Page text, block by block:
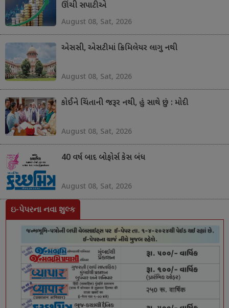
ઊંચી સપાટીએ
August 08, Sat, 2026
એસસી, એસટીમાં ક્રિમિલેયર લાગુ નથી
August 08, Sat, 2026
કોઈને ચિંતાની જરૂર નથી, હું સાથે છું : મોદી
August 08, Sat, 2026
40 વર્ષ બાદ બોફોર્સ કેસ બંધ
August 08, Sat, 2026
ઇ-પેપરના નવા શુલ્ક